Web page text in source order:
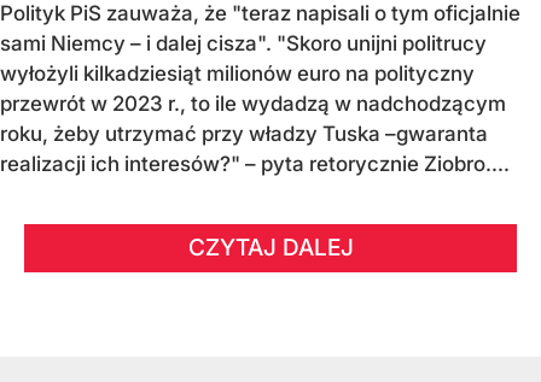
Polityk PiS zauważa, że "teraz napisali o tym oficjalnie
sami Niemcy – i dalej cisza". "Skoro unijni politrucy
wyłożyli kilkadziesiąt milionów euro na polityczny
przewrót w 2023 r., to ile wydadzą w nadchodzącym
roku, żeby utrzymać przy władzy Tuska –gwaranta
realizacji ich interesów?" – pyta retorycznie Ziobro....
CZYTAJ DALEJ